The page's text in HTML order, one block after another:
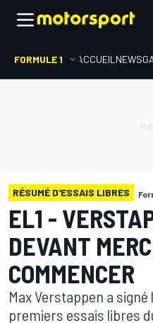
FORMULE 1 ACCUEIL NEWS
RÉSUMÉ D'ESSAIS LIBRES
EL1 -
DEVANT
COMMENCER
Max Verstappen a
premiers essais libres